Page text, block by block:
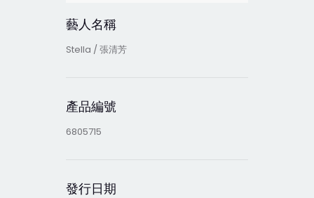
藝人名稱
Stella / 張清芳
產品編號
6805715
發行日期